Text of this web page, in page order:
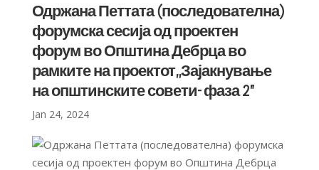
Одржана Петтата (последователна)
форумска сесија од проектен
форум во Општина Дебрца во
рамките на проектот,,Зајакнување
на општинските совети- фаза 2”
Jan 24, 2024